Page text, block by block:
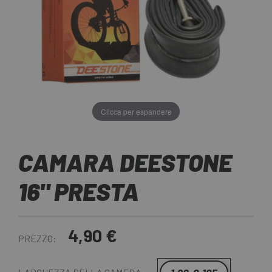
Clicca per espandere
CAMARA DEESTONE
16" PRESTA
PREZZO: 4,90 €